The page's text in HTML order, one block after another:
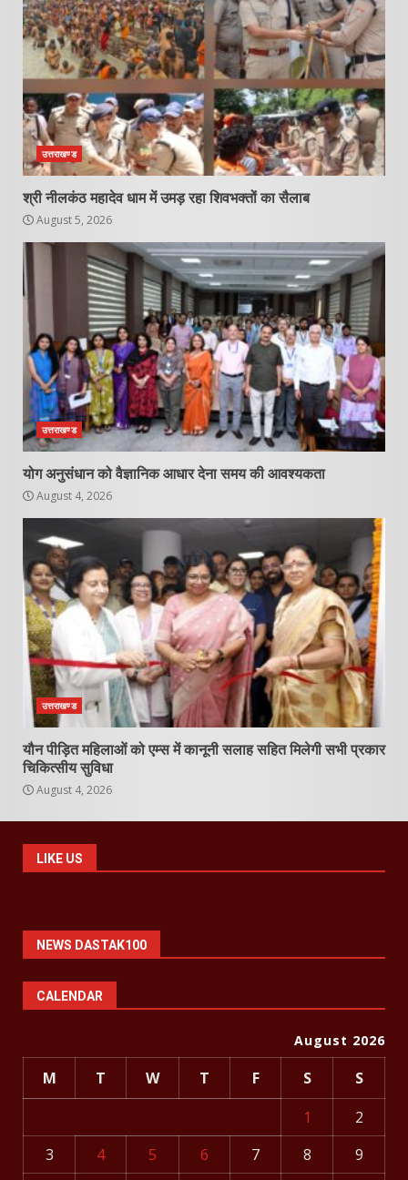
उत्तराखण्ड
श्री नीलकंठ महादेव धाम में उमड़ रहा शिवभक्तों का सैलाब
August 5, 2026
उत्तराखण्ड
योग अनुसंधान को वैज्ञानिक आधार देना समय की आवश्यकता
August 4, 2026
उत्तराखण्ड
यौन पीड़ित महिलाओं को एम्स में कानूनी सलाह सहित मिलेगी सभी प्रकार
चिकित्सीय सुविधा
August 4, 2026
LIKE US
NEWS DASTAK100
CALENDAR
August 2026
M T W T F S
S
1
2
3
4 5 6 7 8 9